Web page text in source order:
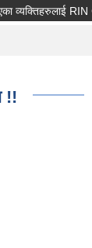
व्यक्तिहरुलाई
!!